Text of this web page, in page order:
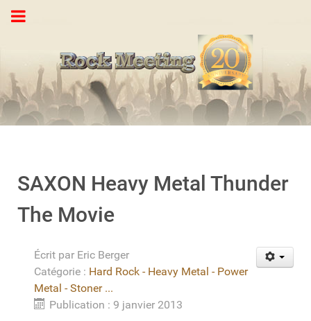
SAXON Heavy Metal Thunder
The Movie
Écrit par Eric Berger
Catégorie : Hard Rock - Heavy Metal - Power
Metal - Stoner ...
Publication : 9 janvier 2013